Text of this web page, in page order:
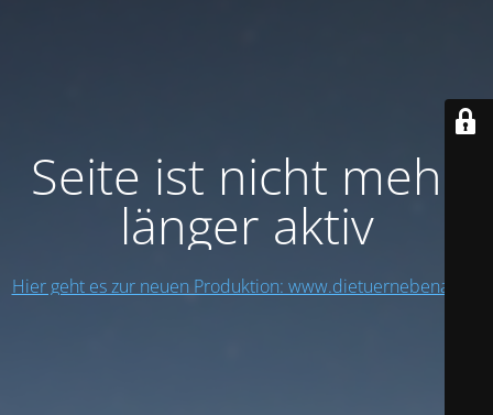
Seite ist nicht mehr
länger aktiv
Hier geht es zur neuen Produktion: www.dietuernebenan.ch